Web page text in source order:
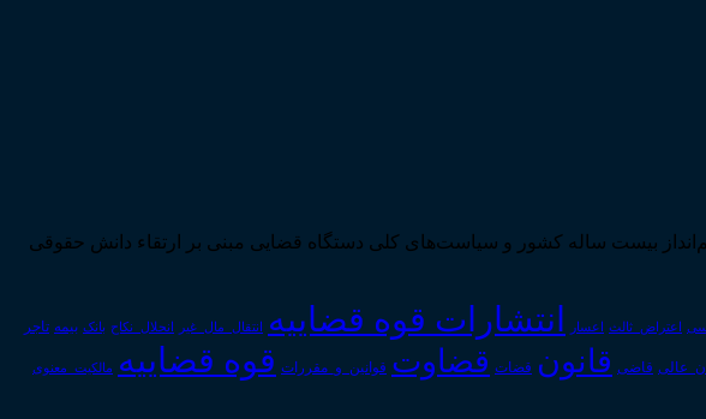
شماره ۵۸۸۴ از سال ۱۳۸۰ در راستای تحقق اهداف سند چشم‌انداز بیست ساله کشور و سیاست‌های کلی دستگاه قضایی مبنی بر ارتقاء دانش حقوقی
اعتراض_ثالث اعسار انتشارات قوه قضاییه انتقال_مال_غیر انحلال_نکاح بانک بیمه تاجر
قاضی قانون قضات قضاوت قوانین_و_مقررات قوه قضاییه مالکیت_معنوی